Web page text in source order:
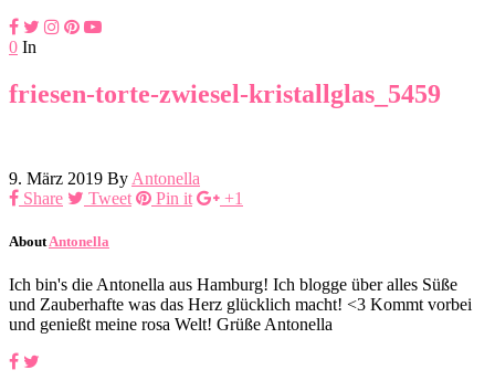
0 In
friesen-torte-zwiesel-kristallglas_5459
9. März 2019 By Antonella
Share
Tweet Pin it +1
About Antonella
Ich bin's die Antonella aus Hamburg! Ich blogge über alles Süße
und Zauberhafte was das Herz glücklich macht! <3 Kommt vorbei
und genießt meine rosa Welt! Grüße Antonella